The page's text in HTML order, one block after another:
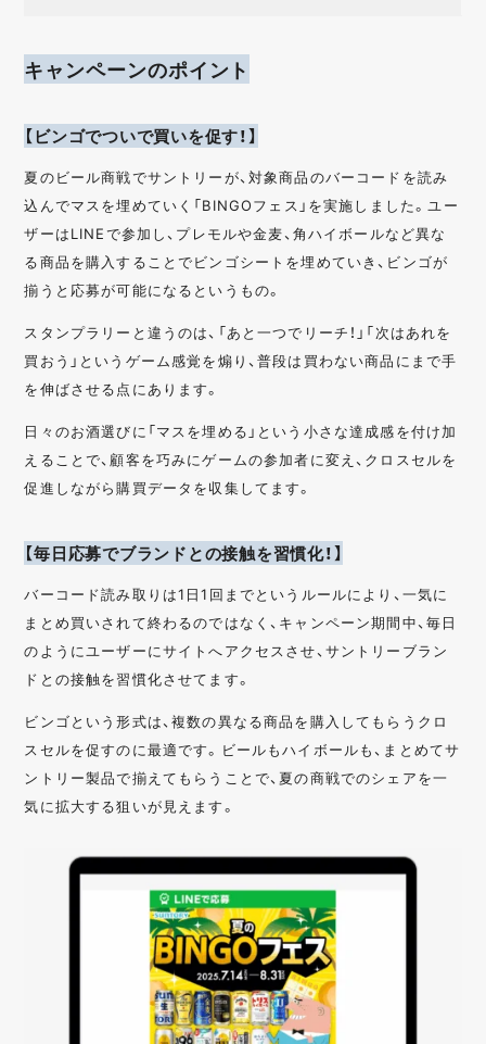
キャンペーンのポイント
【ビンゴでついで買いを促す！】
夏のビール商戦でサントリーが、対象商品のバーコードを読み
込んでマスを埋めていく「BINGOフェス」を実施しました。ユー
ザーはLINEで参加し、プレモルや金麦、角ハイボールなど異な
る商品を購入することでビンゴシートを埋めていき、ビンゴが
揃うと応募が可能になるというもの。
スタンプラリーと違うのは、「あと一つでリーチ！」「次はあれを
買おう」というゲーム感覚を煽り、普段は買わない商品にまで手
を伸ばさせる点にあります。
日々のお酒選びに「マスを埋める」という小さな達成感を付け加
えることで、顧客を巧みにゲームの参加者に変え、クロスセルを
促進しながら購買データを収集してます。
【毎日応募でブランドとの接触を習慣化！】
バーコード読み取りは1日1回までというルールにより、一気に
まとめ買いされて終わるのではなく、キャンペーン期間中、毎日
のようにユーザーにサイトへアクセスさせ、サントリーブラン
ドとの接触を習慣化させてます。
ビンゴという形式は、複数の異なる商品を購入してもらうクロ
スセルを促すのに最適です。ビールもハイボールも、まとめてサ
ントリー製品で揃えてもらうことで、夏の商戦でのシェアを一
気に拡大する狙いが見えます。